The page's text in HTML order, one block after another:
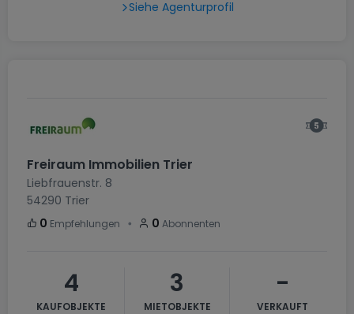
Siehe Agenturprofil
Freiraum Immobilien Trier
Liebfrauenstr. 8
54290 Trier
0 Empfehlungen ・ 0 Abonnenten
4
KAUFOBJEKTE
3
MIETOBJEKTE
-
VERKAUFT